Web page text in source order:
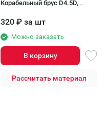
Корабельный брус D4.5D,
320 ₽ за шт
Можно заказать
В корзину
Рассчитать материал